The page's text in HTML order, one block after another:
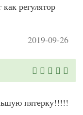
регулятор
2019-09-26
пятерку!!!!!